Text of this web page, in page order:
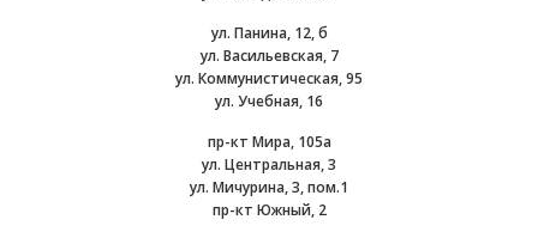
ул. Панина, 12, б
ул. Васильевская, 7
ул. Коммунистическая, 95
ул. Учебная, 16
пр-кт Мира, 105а
ул. Центральная, 3
ул. Мичурина, 3, пом.1
пр-кт Южный, 2